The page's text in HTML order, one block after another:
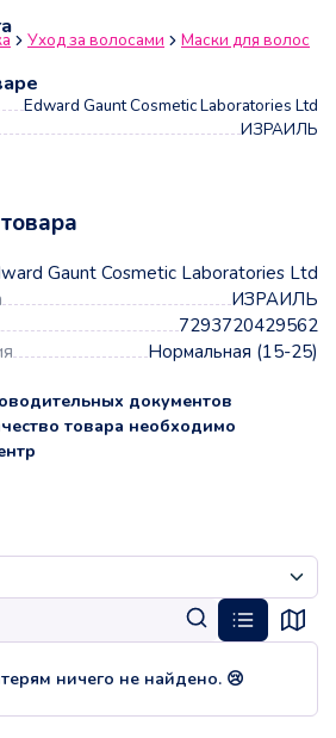
Уход за волосами
Маски для волос
Edward Gaunt Cosmetic Laboratories Ltd
ИЗРАИЛЬ
Gaunt Cosmetic Laboratories Ltd
ИЗРАИЛЬ
7293720429562
Нормальная (15-25)
документов
товара необходимо
ничего не найдено. 😢